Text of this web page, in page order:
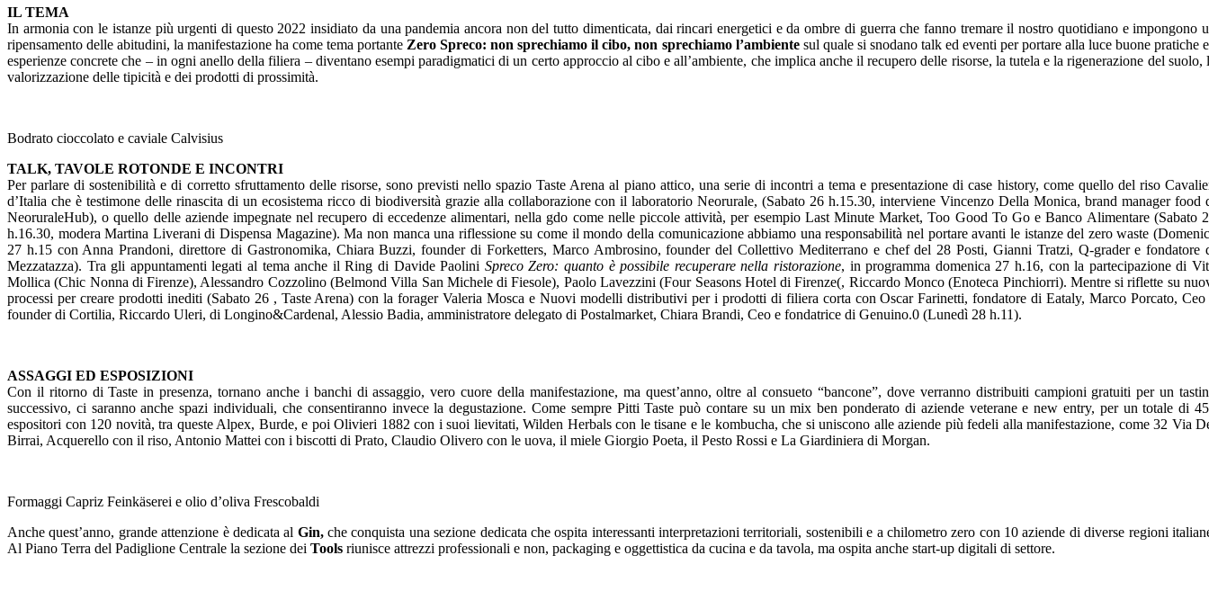
IL TEMA
In armonia con le istanze più urgenti di questo 2022 insidiato da una pandemia ancora non del tutto dimenticata, dai rincari energetici e da ombre di guerra che fanno tremare il nostro quotidiano e impongono
ripensamento delle abitudini, la manifestazione ha come tema portante Zero Spreco: non sprechiamo il cibo, non sprechiamo l’ambientesul quale si snodano talk ed eventi per portare alla luce buone pratiche
esperienze concrete che – in ogni anello della filiera – diventano esempi paradigmatici di un certo approccio al cibo e all’ambiente, che implica anche il recupero delle risorse, la tutela e la rigenerazione del suolo,
valorizzazione delle tipicità e dei prodotti di prossimità.
Bodrato cioccolato e caviale Calvisius
TALK, TAVOLE ROTONDE E INCONTRI
Per parlare di sostenibilità e di corretto sfruttamento delle risorse, sono previsti nello spazio Taste Arena al piano attico, una serie di incontri a tema e presentazione di case history, come quello del riso
d’Italia che è testimone delle rinascita di un ecosistema ricco di biodiversità grazie alla collaborazione con il laboratorio Neorurale, (Sabato 26 h.15.30, interviene Vincenzo Della Monica, brand manager food
NeoruraleHub), o quello delle aziende impegnate nel recupero di eccedenze alimentari, nella gdo come nelle piccole attività, per esempio Last Minute Market, Too Good To Go e Banco Alimentare (Sabato
h.16.30, modera Martina Liverani di Dispensa Magazine). Ma non manca una riflessione su come il mondo della comunicazione abbiamo una responsabilità nel portare avanti le istanze del zero waste
27 h.15 con Anna Prandoni, direttore di Gastronomika, Chiara Buzzi, founder di Forketters, Marco Ambrosino, founder del Collettivo Mediterrano e chef del 28 Posti, Gianni Tratzi, Q-grader e fondatore
Mezzatazza). Tra gli appuntamenti legati al tema anche il Ring di Davide Paolini Spreco Zero: quanto è possibile recuperare nella ristorazione, in programma domenica 27 h.16, con la partecipazione di
Mollica (Chic Nonna di Firenze), Alessandro Cozzolino (Belmond Villa San Michele di Fiesole), Paolo Lavezzini (Four Seasons Hotel di Firenze(, Riccardo Monco (Enoteca Pinchiorri). Mentre si riflette su
processi per creare prodotti inediti (Sabato 26 , Taste Arena) con la forager Valeria Mosca e Nuovi modelli distributivi per i prodotti di filiera corta con Oscar Farinetti, fondatore di Eataly, Marco Porcato, Ceo
founder di Cortilia, Riccardo Uleri, di Longino&Cardenal, Alessio Badia, amministratore delegato di Postalmarket, Chiara Brandi, Ceo e fondatrice di Genuino.0 (Lunedì 28 h.11).
ASSAGGI ED ESPOSIZIONI
Con il ritorno di Taste in presenza, tornano anche i banchi di assaggio, vero cuore della manifestazione, ma quest’anno, oltre al consueto “bancone”, dove verranno distribuiti campioni gratuiti per un
successivo, ci saranno anche spazi individuali, che consentiranno invece la degustazione. Come sempre Pitti Taste può contare su un mix ben ponderato di aziende veterane e new entry, per un totale di
espositori con 120 novità, tra queste Alpex, Burde, e poi Olivieri 1882 con i suoi lievitati, Wilden Herbals con le tisane e le kombucha, che si uniscono alle aziende più fedeli alla manifestazione, come 32 Via
Birrai, Acquerello con il riso, Antonio Mattei con i biscotti di Prato, Claudio Olivero con le uova, il miele Giorgio Poeta, il Pesto Rossi e La Giardiniera di Morgan.
Formaggi Capriz Feinkäserei e olio d’oliva Frescobaldi
Anche quest’anno, grande attenzione è dedicata al Gin,che conquista una sezione dedicata che ospita interessanti interpretazioni territoriali, sostenibili e a chilometro zero con 10 aziende di diverse regioni
Al Piano Terra del Padiglione Centrale la sezione dei Tools riunisce attrezzi professionali e non, packaging e oggettistica da cucina e da tavola, ma ospita anche start-up digitali di settore.